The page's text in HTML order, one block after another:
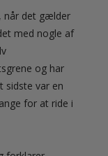
når det gælder
med nogle af
og har
sidste var en
for at ride i